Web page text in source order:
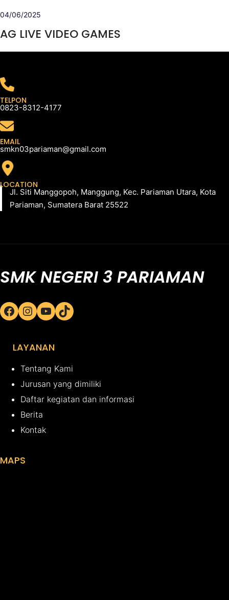
04/06/2025
AG LIVE VIDEO GAMES
TELPON
0823-8312-4177
EMAIL
smkn03pariaman@gmail.com
LOCATION
Jl. Siti Manggopoh, Manggung, Kec. Pariaman Utara, Kota
Pariaman, Sumatera Barat 25522
SMK NEGERI 3 PARIAMAN
Facebook Instagram YouTube TikTok
LAYANAN
Tentang Kami
Jurusan yang dimiliki
Daftar kegiatan dan informasi
Berita
Kontak
MAPS